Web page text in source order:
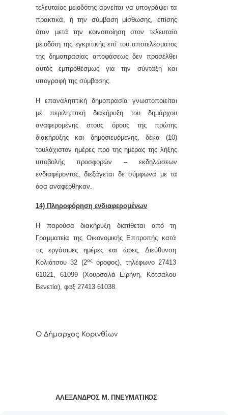
τελευταίος μειοδότης αρνείται να υπογράψει τα
πρακτικά, ή την σύμβαση μίσθωσης, επίσης
όταν μετά την κοινοποίηση στον τελευταίο
μειοδότη της εγκριτικής επί του αποτελέσματος
της δημοπρασίας αποφάσεως δεν προσέλθει
αυτός εμπροθέσμως για την σύνταξη και
υπογραφή της σύμβασης.
Η επαναληπτική δημοπρασία γνωστοποιείται
με περιληπτική διακήρυξη του δημάρχου
αναφερομένης στους όρους της πρώτης
διακήρυξης και δημοσιευόμενης, δέκα (10)
τουλάχιστον ημέρες προ της ημέρας της λήξης
υποβολής προσφορών – εκδηλώσεων
ενδιαφέροντος, διεξάγεται δε σύμφωνα με τα
όσα αναφέρθηκαν.
14) Πληροφόρηση ενδιαφερομένων
Η παρούσα διακήρυξη διατίθεται από τη
Γραμματεία της Οικονομικής Επιτροπής κατά
τις εργάσιμες ημέρες και ώρες, Διεύθυνση
Κολιάτσου 32 (2οςόροφος), τηλέφωνο 27413
61021, 61099 (Χουρσαλά Ειρήνη, Κότσαλου
Βενετία), φαξ 27413 61038.
Ο Δήμαρχος Κορινθίων
ΑΛΕΞΑΝΔΡΟΣ Μ. ΠΝΕΥΜΑΤΙΚΟΣ